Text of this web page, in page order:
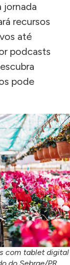
jornada
recursos
até
podcasts
pode
com tablet digital